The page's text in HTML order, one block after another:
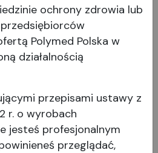
ochrony zdrowia lub
Polymed Polska w
działalnością
przepisami ustawy z
r. o wyrobach
jesteś profesjonalnym
przeglądać,